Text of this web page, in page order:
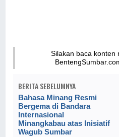
Silakan baca konten
BERITA SEBELUMNYA
Bahasa Minang Resmi
Bergema di Bandara
Internasional
Minangkabau atas Inisiatif
Wagub Sumbar